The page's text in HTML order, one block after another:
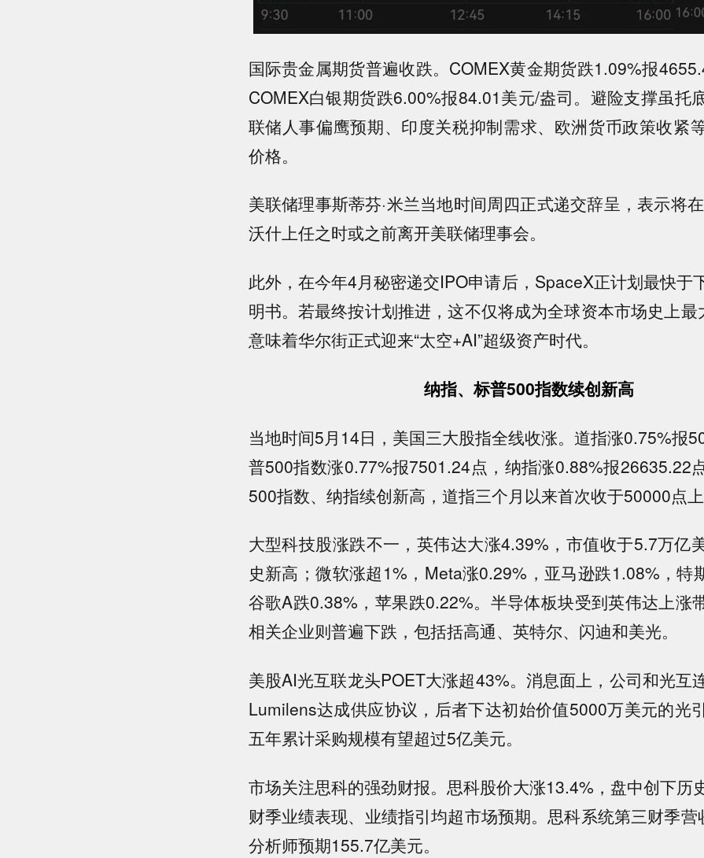
国际贵金属期货普遍收跌。COMEX黄金期货跌1.09%报
COMEX白银期货跌6.00%报84.01美元/盎司。避险支撑虽托
联储人事偏鹰预期、印度关税抑制需求、欧洲货币政策收紧
价格。
美联储理事斯蒂芬·米兰当地时间周四正式递交辞呈，表示将
沃什上任之时或之前离开美联储理事会。
此外，在今年4月秘密递交IPO申请后，SpaceX正计划最快于
明书。若最终按计划推进，这不仅将成为全球资本市场史上最
意味着华尔街正式迎来“太空+AI”超级资产时代。
纳指、标普500指数续创新高
当地时间5月14日，美国三大股指全线收涨。道指涨0.75%报
普500指数涨0.77%报7501.24点，纳指涨0.88%报26635.22
500指数、纳指续创新高，道指三个月以来首次收于50000点上
大型科技股涨跌不一，英伟达大涨4.39%，市值收于5.7万亿
史新高；微软涨超1%，Meta涨0.29%，亚马逊跌1.08%，特
谷歌A跌0.38%，苹果跌0.22%。半导体板块受到英伟达上涨
相关企业则普遍下跌，包括括高通、英特尔、闪迪和美光。
美股AI光互联龙头POET大涨超43%。消息面上，公司和光互
Lumilens达成供应协议，后者下达初始价值5000万美元的光
五年累计采购规模有望超过5亿美元。
市场关注思科的强劲财报。思科股价大涨13.4%，盘中创下历
财季业绩表现、业绩指引均超市场预期。思科系统第三财季营
分析师预期155.7亿美元。